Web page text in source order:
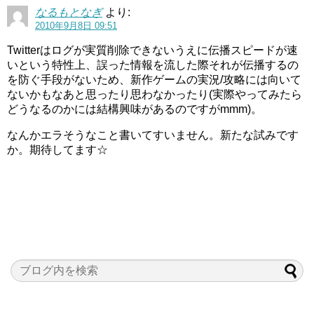
なるもとなぎ より:
2010年9月8日 09:51
Twitterはログが実質削除できないうえに伝播スピードが速
いという特性上、誤った情報を流した際それが伝播するの
を防ぐ手段がないため、新作ゲームの実況/攻略には向いて
ないかもなあと思ったり思わなかったり(実際やってみたら
どうなるのかには結構興味があるのですがmmm)。
なんかエラそうなこと書いてすいません。新たな試みです
か。期待してます☆